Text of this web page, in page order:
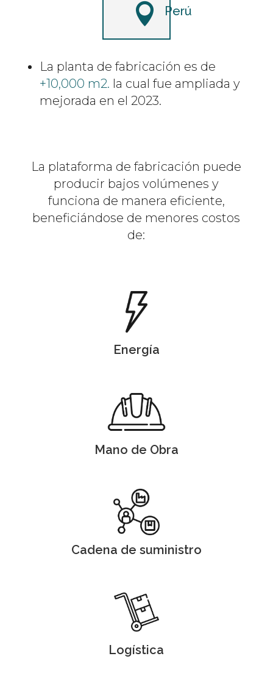
 Perú
La planta de fabricación es de
+10,000 m2. la cual fue ampliada y
mejorada en el 2023.
La plataforma de fabricación puede
producir bajos volúmenes y
funciona de manera eficiente,
beneficiándose de menores costos
de:
Energía
Mano de Obra
Cadena de suministro
Logística